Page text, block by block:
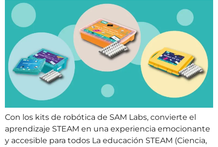
Con los kits de robótica de SAM Labs, convierte el
aprendizaje STEAM en una experiencia emocionante
y accesible para todos La educación STEAM (Ciencia,